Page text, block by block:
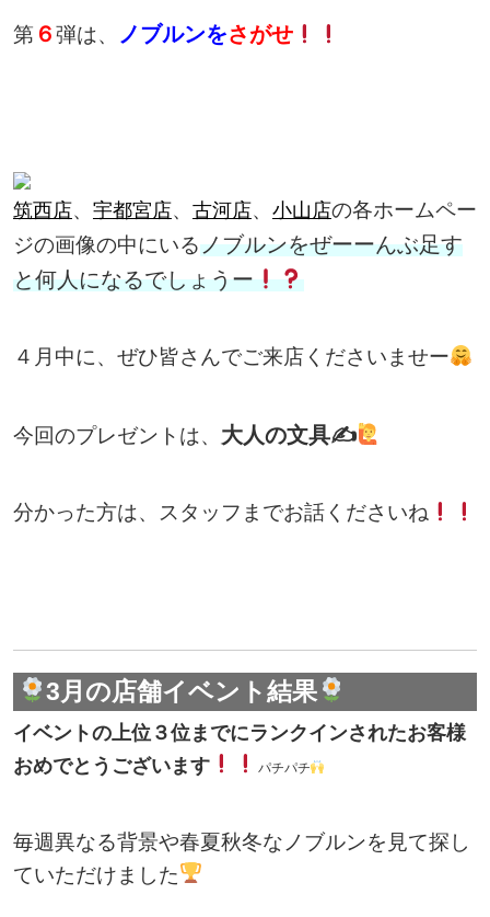
第 ６弾は、 ノブルンをさがせ
筑西店、 宇都宮店、 古河店、 小山店の各ホームペー
ジの画像の中にいるノブルンをぜーーんぶ足す
と何人になるでしょうー
４月中に、ぜひ皆さんでご来店くださいませー
今回のプレゼントは、 大人の文具✍
分かった方は、スタッフまでお話くださいね
3月の店舗イベント結果
イベントの上位３位までにランクインされたお客様
おめでとうございます
パチパチ
毎週異なる背景や春夏秋冬なノブルンを見て探し
ていただけました